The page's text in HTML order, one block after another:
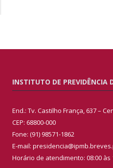
INSTITUTO DE PREVIDÊNCIA
End.: Tv. Castilho França, 637 –
CEP: 68800-000
Fone: (91) 98571-1862
E-mail:
Horário de atendimento: 08:00 às